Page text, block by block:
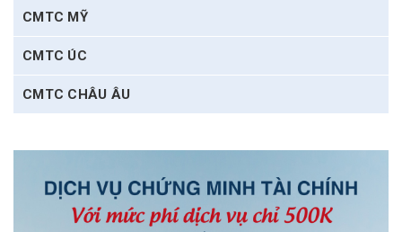
CMTC MỸ
CMTC ÚC
CMTC CHÂU ÂU